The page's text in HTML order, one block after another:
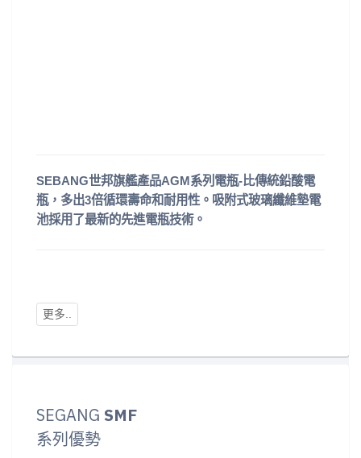
SEBANG世邦旗艦產品AGM系列電瓶-比傳統鉛酸電
瓶，多出3倍循環壽命和耐用性。吸附式玻璃纖維墊電
池採用了最新的先進電瓶技術。
SEGANG SMF
系列優勢